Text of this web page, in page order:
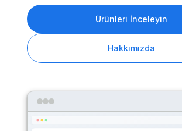
Ürünleri İnceleyin
Hakkımızda